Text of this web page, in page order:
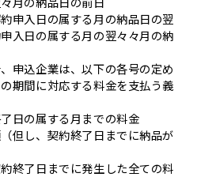
申入日の属する月の納品日の翌
入日の属する月の翌々々月の納
申込企業は、以下の各号の定め
期間に対応する料金を支払う義
日の属する月までの料金
但し、契約終了日までに納品が
終了日までに発生した全ての料